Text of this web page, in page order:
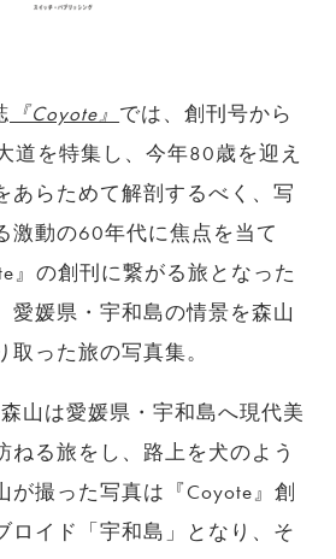
『Coyote』 では、創刊号から
道を特集し、今年80歳を迎え
あらためて解剖するべく、写
激動の60年代に焦点を当て
』の創刊に繋がる旅となった
愛媛県・宇和島の情景を森山
った旅の写真集。
山は愛媛県・宇和島へ現代美
ねる旅をし、路上を犬のよう
が撮った写真は『Coyote』創
ロイド「宇和島」となり、そ